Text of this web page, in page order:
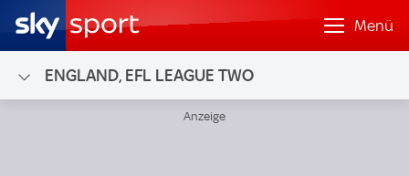
Menü
ENGLAND, EFL LEAGUE TWO